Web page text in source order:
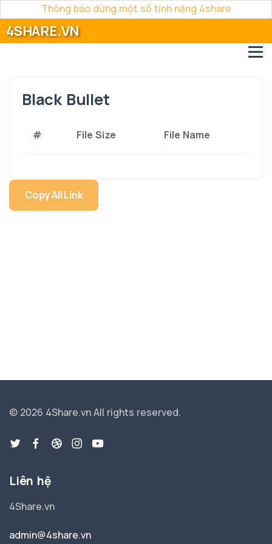
Thông báo dừng một số tính năng 4share
4SHARE.VN
Black Bullet
# File Size File Name
Copy All Link
© 2026 4Share.vnAll rights reserved.
Liên hệ
4Share.vn
admin@4share.vn